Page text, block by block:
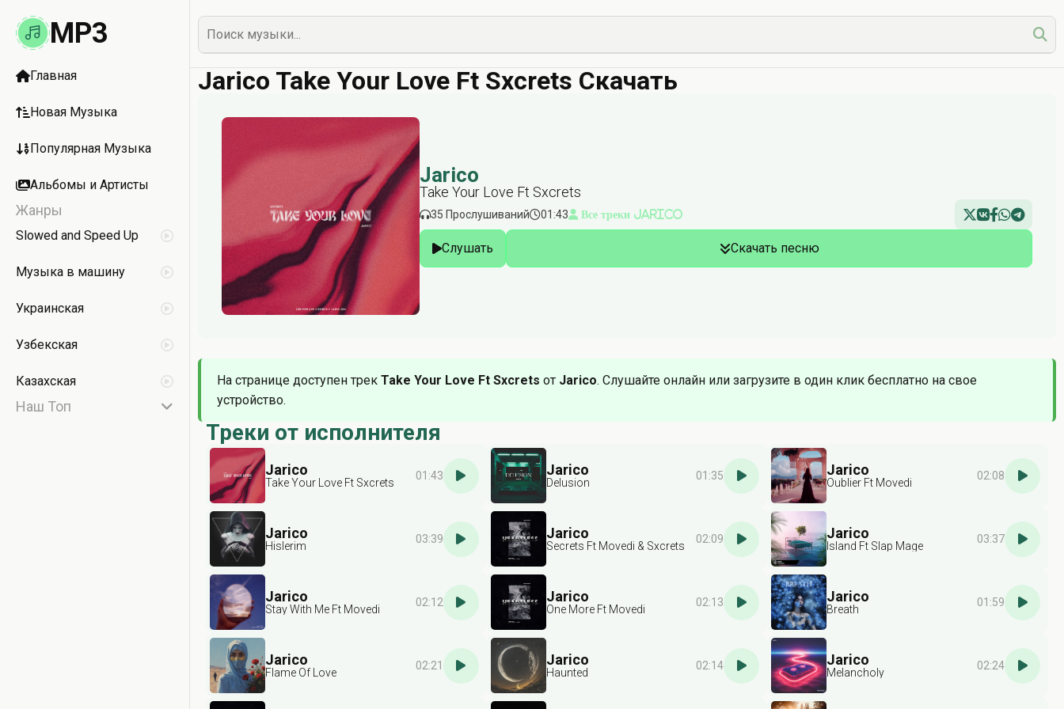
MP3
Главная
Новая Музыка
Популярная Музыка
Альбомы и Артисты
Жанры
Slowed and Speed Up
Музыка в машину
Украинская
Узбекская
Казахская
Наш Топ
Jarico Take Your Love Ft Sxcrets Скачать
Jarico
Take Your Love Ft Sxcrets
35 Прослушиваний 01:43 Все треки Jarico
Слушать Скачать песню
На странице доступен трек Take Your Love Ft Sxcrets от Jarico. Слушайте онлайн или загрузите в один клик бесплатно на свое
устройство.
Треки от исполнителя
Jarico
Take Your Love Ft Sxcrets
01:43 Jarico
Delusion
01:35 Jarico
Oublier Ft Movedi
02:08
Jarico
Hislerim
03:39 Jarico
Secrets Ft Movedi & Sxcrets
02:09 Jarico
Island Ft Slap Mage
03:37
Jarico
Stay With Me Ft Movedi
02:12 Jarico
One More Ft Movedi
02:13 Jarico
Breath
01:59
Jarico
Flame Of Love
02:21 Jarico
Haunted
02:14 Jarico
Melancholy
02:24